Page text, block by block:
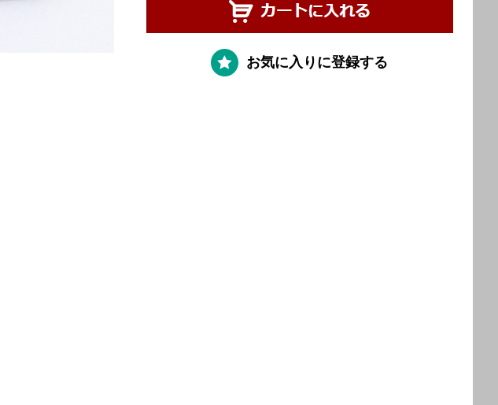
お気に入りに登録する